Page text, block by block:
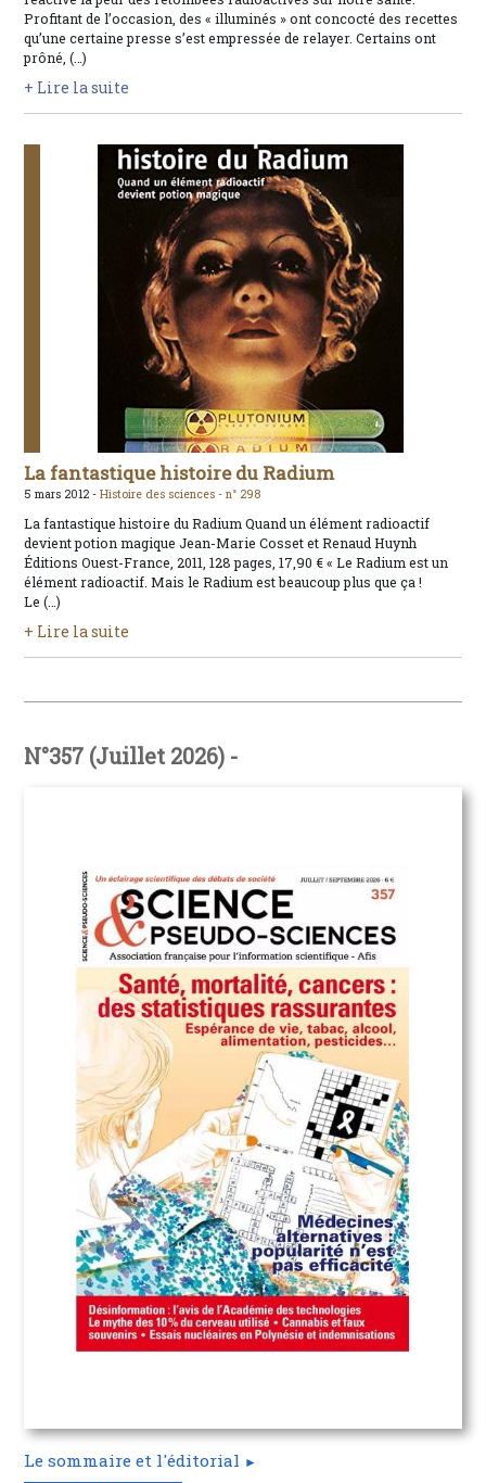
Profitant de l’occasion, des « illuminés » ont concocté des recettes
qu’une certaine presse s’est empressée de relayer. Certains ont
prôné, (…)
+ Lire la suite
La fantastique histoire du Radium
5 mars 2012 -Histoire des sciences -n° 298
La fantastique histoire du Radium Quand un élément radioactif
devient potion magique Jean-Marie Cosset et Renaud Huynh
Éditions Ouest-France, 2011, 128 pages, 17,90 € « Le Radium est un
élément radioactif. Mais le Radium est beaucoup plus que ça !
Le (…)
+ Lire la suite
N°357 (Juillet 2026) -
Le sommaire et l'éditorial